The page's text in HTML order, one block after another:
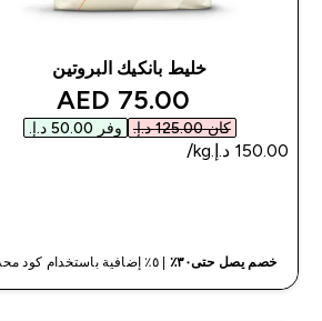
خليط بانكيك البروتين
discounted price
75.00 AED‎
كان ‏125.00 د.إ.‏‎ وفر ‏50.00 د.إ.‏‎
خصم يصل حتى٣٠٪